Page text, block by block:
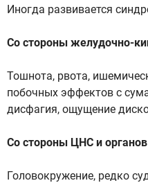
Иногда развивается
Со стороны желудочно-
Тошнота, рвота,
побочных эффектов с
дисфагия, ощущение
Со стороны ЦНС и органов
Головокружение, редко